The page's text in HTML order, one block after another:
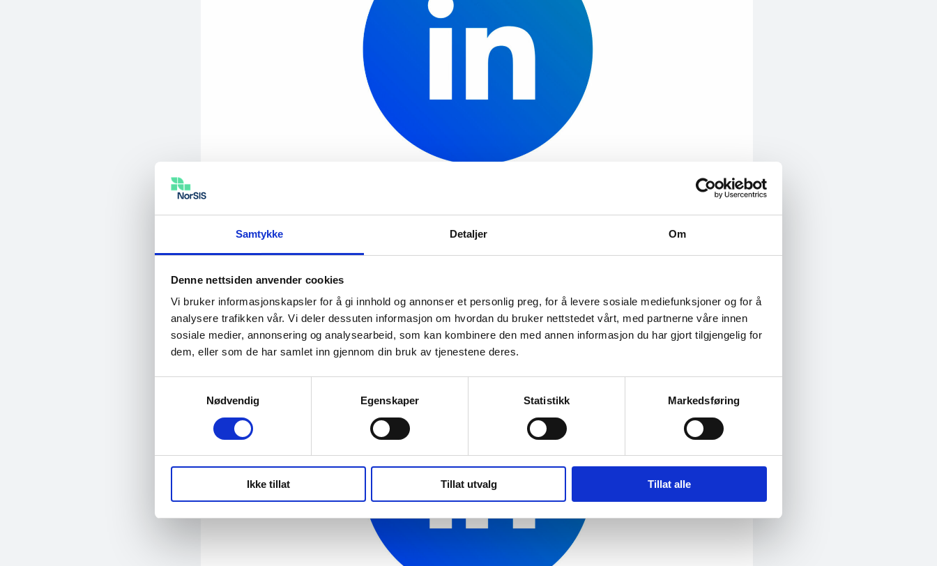
Samtykke Detaljer Om
Denne nettsiden anvender cookies
Vi bruker informasjonskapsler for å gi innhold og annonser et personlig preg, for å levere sosiale mediefunksjoner og for å
analysere trafikken vår. Vi deler dessuten informasjon om hvordan du bruker nettstedet vårt, med partnerne våre innen
sosiale medier, annonsering og analysearbeid, som kan kombinere den med annen informasjon du har gjort tilgjengelig for
dem, eller som de har samlet inn gjennom din bruk av tjenestene deres.
Nødvendig
Egenskaper Statistikk Markedsføring
Ikke tillat Tillat utvalg Tillat alle